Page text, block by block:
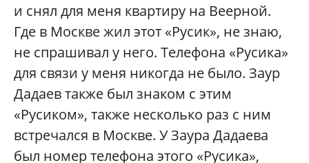
и снял для меня квартиру на Веерной.
Где в Москве жил этот «Русик», не знаю,
не спрашивал у него. Телефона «Русика»
для связи у меня никогда не было. Заур
Дадаев также был знаком с этим
«Русиком», также несколько раз с ним
встречался в Москве. У Заура Дадаева
был номер телефона этого «Русика»,